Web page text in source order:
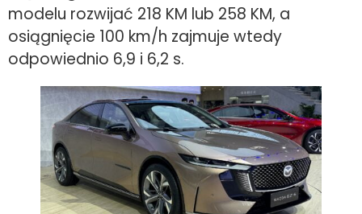
modelu rozwijać 218 KM lub 258 KM, a
osiągnięcie 100 km/h zajmuje wtedy
odpowiednio 6,9 i 6,2 s.